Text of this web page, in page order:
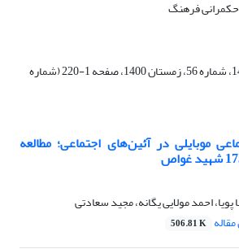
دوره 14، شماره 56، زمستان 1400، صفحه 1-220 (شماره
موبایلی در آئین‌های اجتماعی؛ مطالعه
احمد مولایی یگانه، مجید سعادتی
506.81 K